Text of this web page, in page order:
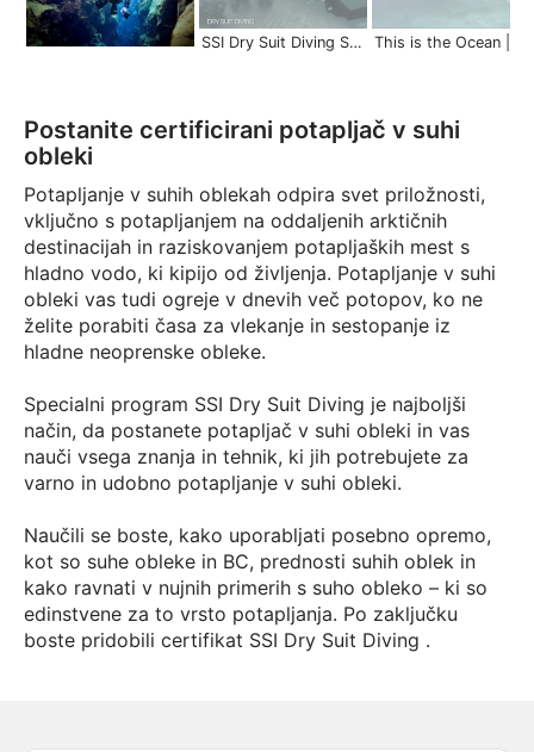
SSI Dry Suit Diving Specialty Trailer | Scuba Schools International
Postanite certificirani potapljač v suhi
obleki
Potapljanje v suhih oblekah odpira svet priložnosti,
vključno s potapljanjem na oddaljenih arktičnih
destinacijah in raziskovanjem potapljaških mest s
hladno vodo, ki kipijo od življenja. Potapljanje v suhi
obleki vas tudi ogreje v dnevih več potopov, ko ne
želite porabiti časa za vlekanje in sestopanje iz
hladne neoprenske obleke.
Specialni program SSI Dry Suit Diving je najboljši
način, da postanete potapljač v suhi obleki in vas
nauči vsega znanja in tehnik, ki jih potrebujete za
varno in udobno potapljanje v suhi obleki.
Naučili se boste, kako uporabljati posebno opremo,
kot so suhe obleke in BC, prednosti suhih oblek in
kako ravnati v nujnih primerih s suho obleko – ki so
edinstvene za to vrsto potapljanja. Po zaključku
boste pridobili certifikat SSI Dry Suit Diving .